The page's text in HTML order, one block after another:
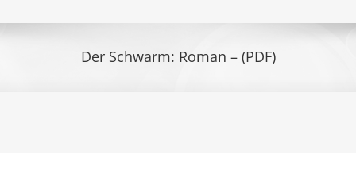
Der Schwarm: Roman – (PDF)